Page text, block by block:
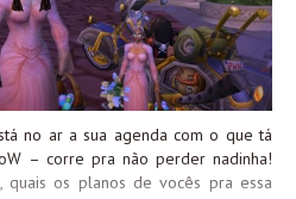
no ar a sua agenda com o que tá
– corre pra não perder nadinha!
quais os planos de vocês pra essa